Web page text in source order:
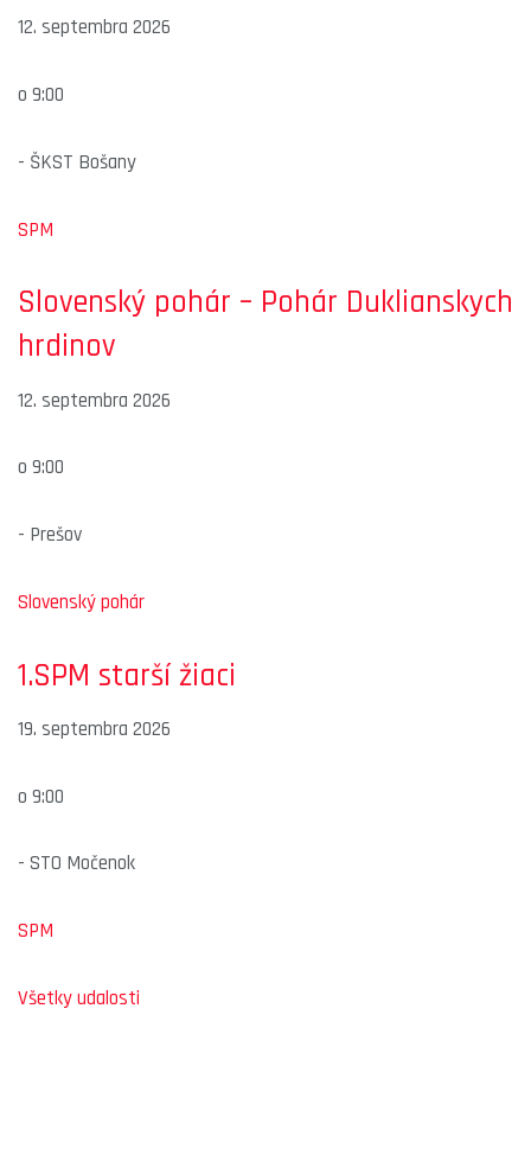
12. septembra 2026
o 9:00
- ŠKST Bošany
SPM
Slovenský pohár – Pohár Duklianskych
hrdinov
12. septembra 2026
o 9:00
- Prešov
Slovenský pohár
1.SPM starší žiaci
19. septembra 2026
o 9:00
- STO Močenok
SPM
Všetky udalosti